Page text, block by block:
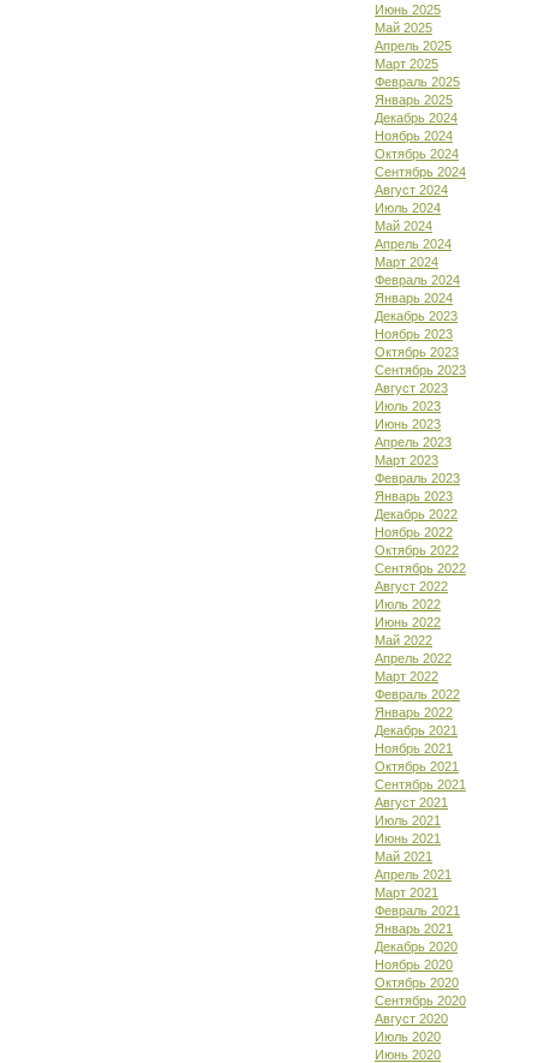
Июнь 2025
Май 2025
Апрель 2025
Март 2025
Февраль 2025
Январь 2025
Декабрь 2024
Ноябрь 2024
Октябрь 2024
Сентябрь 2024
Август 2024
Июль 2024
Май 2024
Апрель 2024
Март 2024
Февраль 2024
Январь 2024
Декабрь 2023
Ноябрь 2023
Октябрь 2023
Сентябрь 2023
Август 2023
Июль 2023
Июнь 2023
Апрель 2023
Март 2023
Февраль 2023
Январь 2023
Декабрь 2022
Ноябрь 2022
Октябрь 2022
Сентябрь 2022
Август 2022
Июль 2022
Июнь 2022
Май 2022
Апрель 2022
Март 2022
Февраль 2022
Январь 2022
Декабрь 2021
Ноябрь 2021
Октябрь 2021
Сентябрь 2021
Август 2021
Июль 2021
Июнь 2021
Май 2021
Апрель 2021
Март 2021
Февраль 2021
Январь 2021
Декабрь 2020
Ноябрь 2020
Октябрь 2020
Сентябрь 2020
Август 2020
Июль 2020
Июнь 2020